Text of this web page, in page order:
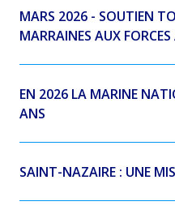
MARS 2026 - SOUTIEN
MARRAINES AUX FORCES
EN 2026 LA MARINE
ANS
SAINT-NAZAIRE : UNE